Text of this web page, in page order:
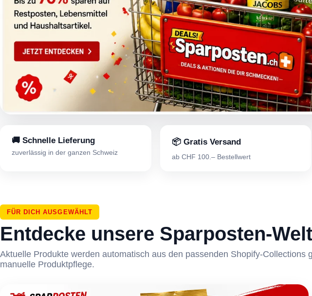
🚚 Schnelle Lieferung
zuverlässig in der ganzen Schweiz
📦 Gratis Versand
ab CHF 100.– Bestellwert
FÜR DICH AUSGEWÄHLT
Entdecke unsere Sparposten-
Aktuelle Produkte werden automatisch aus den passenden Shopify-Collections
manuelle Produktpflege.